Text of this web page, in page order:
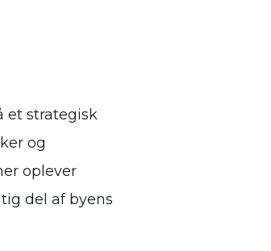
et strategisk
og
oplever
del af byens